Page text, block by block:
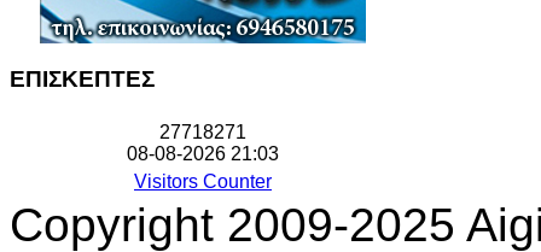
ΕΠΙΣΚΕΠΤΕΣ
27718271
08-08-2026 21:03
Visitors Counter
Copyright 2009-2025